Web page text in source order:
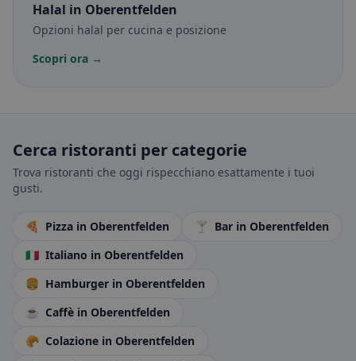
Halal in Oberentfelden
Opzioni halal per cucina e posizione
Scopri ora →
Cerca ristoranti per categorie
Trova ristoranti che oggi rispecchiano esattamente i tuoi
gusti.
🍕 Pizza in Oberentfelden 🍸 Bar in Oberentfelden
🇮🇹 Italiano in Oberentfelden
🍔 Hamburger in Oberentfelden
☕ Caffè in Oberentfelden
🥐 Colazione in Oberentfelden